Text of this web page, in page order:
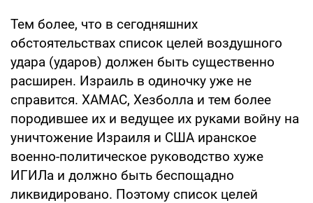
Тем более, что в сегодняшних
обстоятельствах список целей воздушного
удара (ударов) должен быть существенно
расширен. Израиль в одиночку уже не
справится. ХАМАС, Хезболла и тем более
породившее их и ведущее их руками войну на
уничтожение Израиля и США иранское
военно-политическое руководство хуже
ИГИЛа и должно быть беспощадно
ликвидировано. Поэтому список целей